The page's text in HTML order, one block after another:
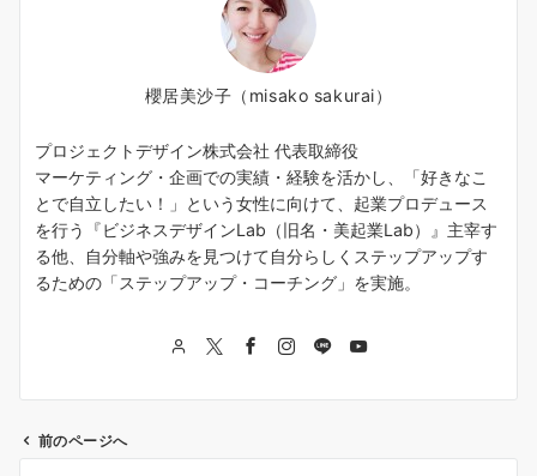
櫻居美沙子（misako sakurai）
プロジェクトデザイン株式会社 代表取締役
マーケティング・企画での実績・経験を活かし、「好きなこ
とで自立したい！」という女性に向けて、起業プロデュース
を行う『ビジネスデザインLab（旧名・美起業Lab）』主宰す
る他、自分軸や強みを見つけて自分らしくステップアップす
るための「ステップアップ・コーチング」を実施。
前のページへ